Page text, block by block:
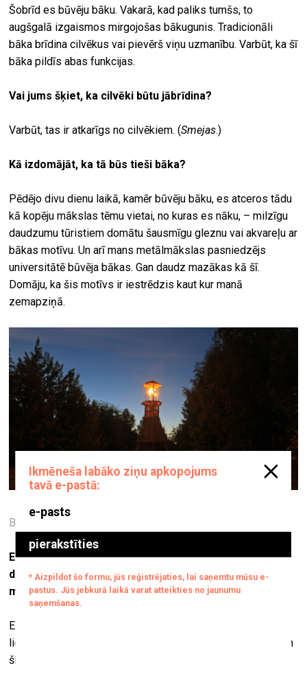
Šobrīd es būvēju bāku. Vakarā, kad paliks tumšs, to
augšgalā izgaismos mirgojošas bākugunis. Tradicionāli
bāka brīdina cilvēkus vai pievērš viņu uzmanību. Varbūt, ka šī
bāka pildīs abas funkcijas.
Vai jums šķiet, ka cilvēki būtu jābrīdina?
Varbūt, tas ir atkarīgs no cilvēkiem. (Smejas.)
Kā izdomājāt, ka tā būs tieši bāka?
Pēdējo divu dienu laikā, kamēr būvēju bāku, es atceros tādu
kā kopēju mākslas tēmu vietai, no kuras es nāku, – milzīgu
daudzumu tūristiem domātu šausmīgu gleznu vai akvareļu ar
bākas motīvu. Un arī mans metālmākslas pasniedzējs
universitātē būvēja bākas. Gan daudz mazākas kā šī.
Domāju, ka šis motīvs ir iestrēdzis kaut kur manā
zemapziņā.
Bāka. 2015. Foto: Džastins Tailers Teits
Esat ieguvis mākslas vēsturnieka izglītību, bet jūs
darbojaties arī kā mākslinieks. Kā jūs pievērsāties
mākslas praksei?
Es strādāju tikai kā mākslinieks. Man vienkārši patīk būvēt
lietas. Cik sevi atceros, es to vienmēr esmu darījis. Tas man
šķiet interesanti. Daudz interesantāk, nekā urbties